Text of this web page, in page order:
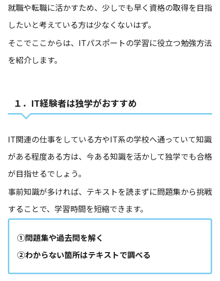
就職や転職に活かすため、少しでも早く資格の取得を目指
したいと考えている方は少なくないはず。
そこでここからは、ITパスポートの学習に役立つ勉強方法
を紹介します。
１．IT経験者は独学がおすすめ
IT関連の仕事をしている方やIT系の学校へ通っていて知識
がある程度ある方は、今ある知識を活かして独学でも合格
が目指せるでしょう。
事前知識が多ければ、テキストを読まずに問題集から挑戦
することで、学習時間を短縮できます。
①問題集や過去問を解く
②わからない箇所はテキストで調べる